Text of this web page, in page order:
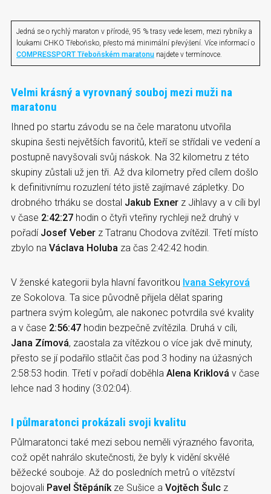
Jedná se o rychlý maraton v přírodě, 95 % trasy vede lesem, mezi rybníky a
loukami CHKO Třeboňsko, přesto má minimální převýšení. Více informací o
COMPRESSPORT Třeboňském maratonu najdete v termínovce.
Velmi krásný a vyrovnaný souboj mezi muži na
maratonu
Ihned po startu závodu se na čele maratonu utvořila
skupina šesti největších favoritů, kteří se střídali ve vedení a
postupně navyšovali svůj náskok. Na 32 kilometru z této
skupiny zůstali už jen tři. Až dva kilometry před cílem došlo
k definitivnímu rozuzlení této jistě zajímavé zápletky. Do
drobného trháku se dostal Jakub Exner z Jihlavy a v cíli byl
v čase 2:42:27 hodin o čtyři vteřiny rychleji než druhý v
pořadí Josef Veber z Tatranu Chodova zvítězil. Třetí místo
zbylo na Václava Holuba za čas 2:42:42 hodin.
V ženské kategorii byla hlavní favoritkou Ivana Sekyrová
ze Sokolova. Ta sice původně přijela dělat sparing
partnera svým kolegům, ale nakonec potvrdila své kvality
a v čase 2:56:47 hodin bezpečně zvítězila. Druhá v cíli,
Jana Zímová, zaostala za vítězkou o více jak dvě minuty,
přesto se jí podařilo stlačit čas pod 3 hodiny na úžasných
2:58:53 hodin. Třetí v pořadí doběhla Alena Kriklová v čase
lehce nad 3 hodiny (3:02:04).
I půlmaratonci prokázali svoji kvalitu
Půlmaratonci také mezi sebou neměli výrazného favorita,
což opět nahrálo skutečnosti, že byly k vidění skvělé
běžecké souboje. Až do posledních metrů o vítězství
bojovali Pavel Štěpáník ze Sušice a Vojtěch Šulc z